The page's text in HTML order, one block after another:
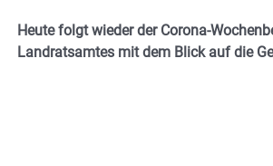
Heute folgt wieder der Corona-
Landratsamtes mit dem Blick auf die